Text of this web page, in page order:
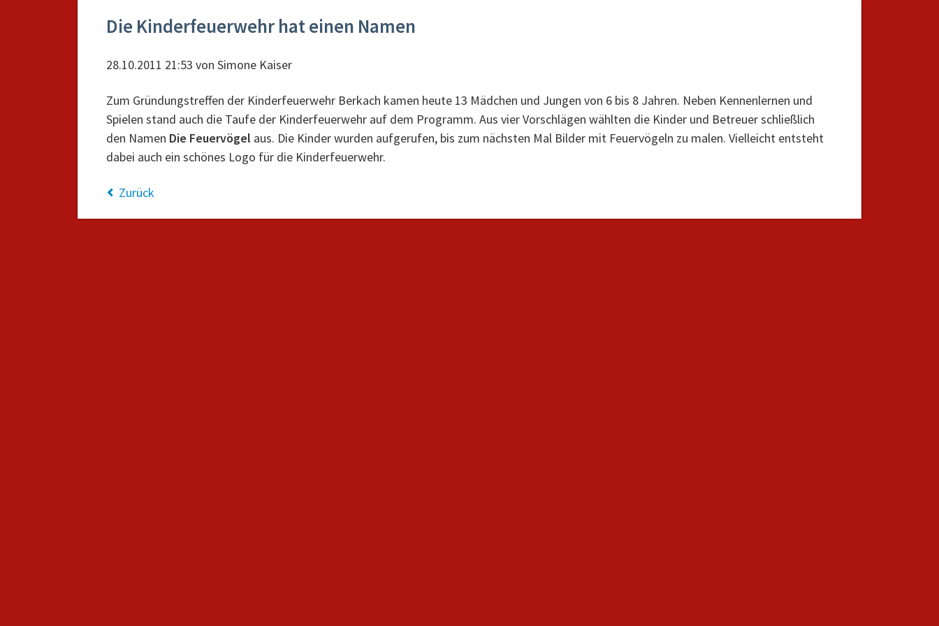
Die Kinderfeuerwehr hat einen Namen
28.10.2011 21:53 von Simone Kaiser
Zum Gründungstreffen der Kinderfeuerwehr Berkach kamen heute 13 Mädchen und Jungen von 6 bis 8 Jahren. Neben Kennenlernen und
Spielen stand auch die Taufe der Kinderfeuerwehr auf dem Programm. Aus vier Vorschlägen wählten die Kinder und Betreuer schließlich
den Namen Die Feuervögel aus. Die Kinder wurden aufgerufen, bis zum nächsten Mal Bilder mit Feuervögeln zu malen. Vielleicht entsteht
dabei auch ein schönes Logo für die Kinderfeuerwehr.
Zurück